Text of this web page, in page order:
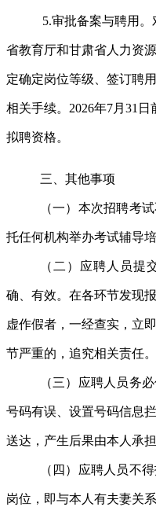
5.审批备案与聘用
省教育厅和甘肃省人力资
定确定岗位等级、签订聘
相关手续。2026年7月31
拟聘资格。
三、其他事项
（一）本次招聘考
托任何机构举办考试辅导培
（二）应聘人员提
确、有效。在各环节发现
虚作假者，一经查实，立
节严重的，追究相关责任。
（三）应聘人员务
号码有误、设置号码信息
送达，产生后果由本人承担
（四）应聘人员不
岗位，即与本人有夫妻关